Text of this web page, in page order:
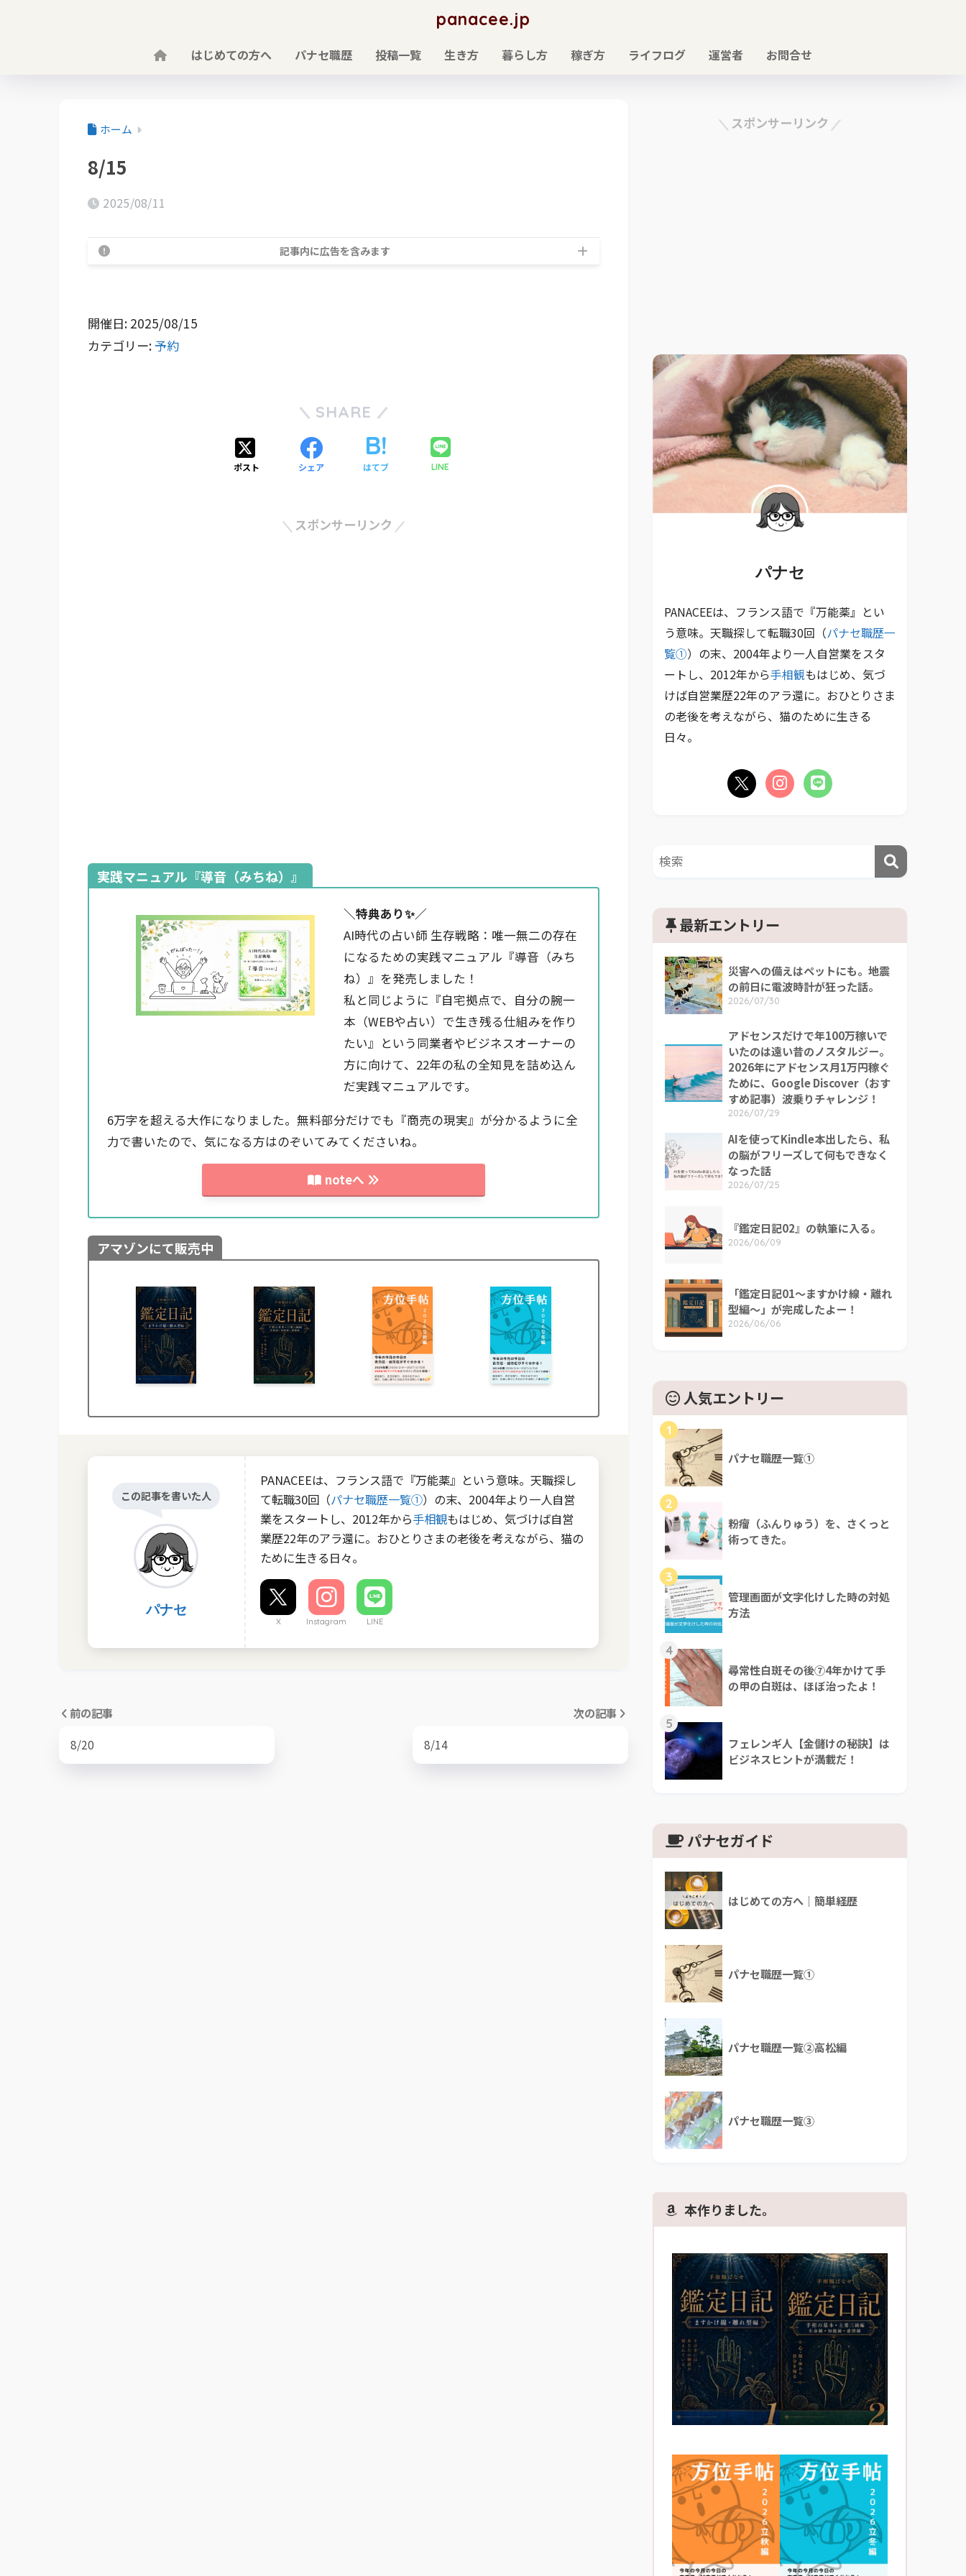
panacee.jp
はじめての方へ パナセ職歴 投稿一覧 生き方 暮らし方 稼ぎ方 ライフログ 運営者 お問合せ
ホーム
8/15
2025/08/11
記事内に広告を含みます
開催日: 2025/08/15
カテゴリー: 予約
SHARE
ポスト シェア はてブ LINE
スポンサーリンク
実践マニュアル『導音（みちね）』
＼特典あり✨️／
AI時代の占い師 生存戦略：唯一無二の存在
になるための実践マニュアル『導音（みち
ね）』を発売しました！
私と同じように『自宅拠点で、自分の腕一
本（WEBや占い）で生き残る仕組みを作り
たい』という同業者やビジネスオーナーの
方に向けて、22年の私の全知見を詰め込ん
だ実践マニュアルです。
6万字を超える大作になりました。無料部分だけでも『商売の現実』が分かるように全
力で書いたので、気になる方はのぞいてみてくださいね。
noteへ
アマゾンにて販売中
この記事を書いた人
パナセ
PANACEEは、フランス語で『万能薬』という意味。天職探し
て転職30回（パナセ職歴一覧①）の末、2004年より一人自営
業をスタートし、2012年から手相観もはじめ、気づけば自営
業歴22年のアラ還に。おひとりさまの老後を考えながら、猫の
ために生きる日々。
X Instagram LINE
前の記事
8/20
次の記事
8/14
スポンサーリンク
パナセ
PANACEEは、フランス語で『万能薬』とい
う意味。天職探して転職30回（パナセ職歴一
覧①）の末、2004年より一人自営業をスタ
ートし、2012年から手相観もはじめ、気づ
けば自営業歴22年のアラ還に。おひとりさま
の老後を考えながら、猫のために生きる
日々。
最新エントリー
災害への備えはペットにも。地震
の前日に電波時計が狂った話。
2026/07/30
アドセンスだけで年100万稼いで
いたのは遠い昔のノスタルジー。
2026年にアドセンス月1万円稼ぐ
ために、Google Discover（おす
すめ記事）波乗りチャレンジ！
2026/07/29
AIを使ってKindle本出したら、私
の脳がフリーズして何もできなく
なった話
2026/07/25
『鑑定日記02』の執筆に入る。
2026/06/09
「鑑定日記01～ますかけ線・離れ
型編～」が完成したよー！
2026/06/06
人気エントリー
1
パナセ職歴一覧①
2
粉瘤（ふんりゅう）を、さくっと
術ってきた。
3
管理画面が文字化けした時の対処
方法
4
尋常性白斑その後⑦4年かけて手
の甲の白斑は、ほぼ治ったよ！
5
フェレンギ人【金儲けの秘訣】は
ビジネスヒントが満載だ！
パナセガイド
はじめての方へ｜簡単経歴
パナセ職歴一覧①
パナセ職歴一覧②高松編
パナセ職歴一覧③
本作りました。